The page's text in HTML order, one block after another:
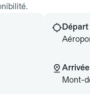
Départ
Arrivée
Mont-